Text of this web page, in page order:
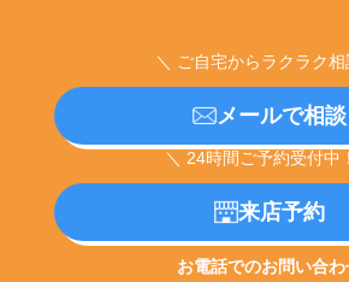
＼ ご自宅からラクラク相
メールで相談
＼ 24時間ご予約受付中
来店予約
お電話でのお問い合わ